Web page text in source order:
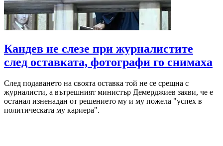
Кандев не слезе при журналистите
след оставката, фотографи го снимаха
След подаването на своята оставка той не се срещна с
журналисти, а вътрешният министър Демерджиев заяви, че е
останал изненадан от решението му и му пожела "успех в
политическата му кариера".